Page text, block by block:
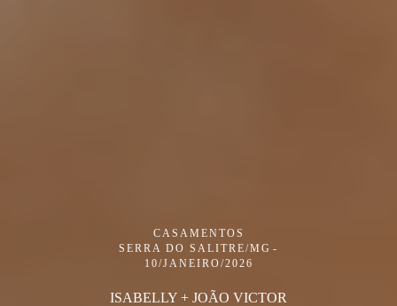
CASAMENTOS
SERRA DO SALITRE/MG
10/JANEIRO/2026
ISABELLY + JOÃO VICTOR